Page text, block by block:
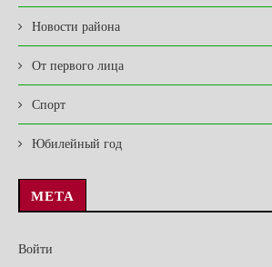
Новости района
От первого лица
Спорт
Юбилейный год
МЕТА
Войти